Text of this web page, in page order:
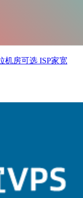
机房可选 ISP家宽